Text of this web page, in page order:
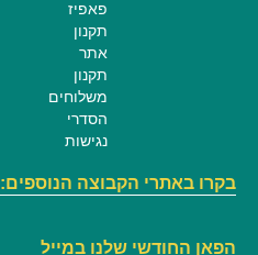
פאפיז
תקנון
אתר
תקנון
משלוחים
הסדרי
נגישות
בקרו באתרי הקבוצה הנוספים:
הפאן החודשי שלנו במייל